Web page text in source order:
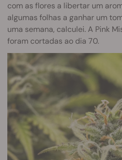
com as flores a libertar um
algumas folhas a ganhar um
uma semana, calculei. A Pink
foram cortadas ao dia 70.